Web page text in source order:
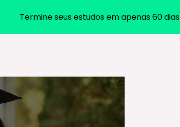
Termine seus estudos em apenas 60 dias